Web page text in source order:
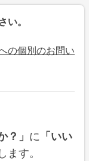
。
の個別のお問い
？」 に 「いい
す。